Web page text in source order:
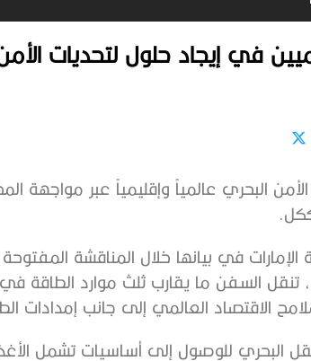
في إيجاد حلول لتحديات
الأمن البحري عالمياً وإقليمياً عبر مواجهة
في بيانها خلال المناقشة
تنقل السفن ما يقارب ثلث موارد الطاقة
الاقتصاد العالمي إلى جانب إمدادات
البحري للوصول إلى أساسيات تشمل